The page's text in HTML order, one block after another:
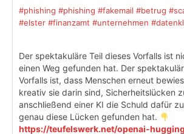
#phishing #phishing #fakemail #betrug
#elster #finanzamt #unternehmen
Der spektakuläre Teil dieses Vorfalls ist
einen Weg gefunden hat. Der
Vorfalls ist, dass Menschen erneut
kreativ sie darin sind, Sicherheitslücken
anschließend einer KI die Schuld dafür
genau diese Lücken gefunden hat.
https://teufelswerk.net/openai-